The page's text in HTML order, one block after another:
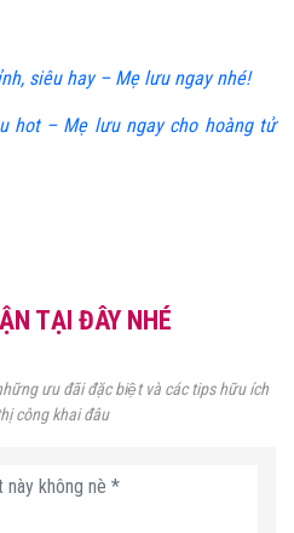
siêu hay – Mẹ lưu ngay nhé!
hot – Mẹ lưu ngay cho hoàng tử
TẠI ĐÂY NHÉ
ưu đãi đặc biệt và các tips hữu ích
công khai đâu